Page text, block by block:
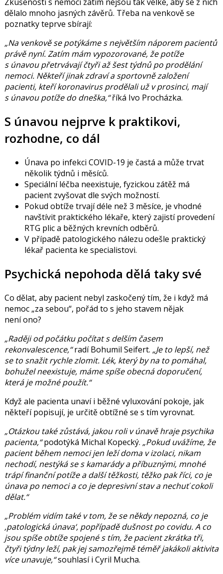
dělalo mnoho jasných závěrů. Třeba na venkově se
poznatky teprve sbírají:
„Na venkově se potýkáme s největším náporem pacientů
právě nyní. Zatím mám vypozorované, že potíže
s únavou přetrvávají čtyři až šest týdnů po prodělání
nemoci. Někteří jinak zdraví a sportovně založení
pacienti, kteří koronavirus prodělali už v prosinci, mají
s únavou potíže do dneška,“říká Ivo Procházka.
S únavou nejprve k praktikovi,
rozhodne, co dál
Únava po infekci COVID-19 je častá a může trvat
několik týdnů i měsíců.
Speciální léčba neexistuje, fyzickou zátěž má
pacient zvyšovat dle svých možností.
Pokud obtíže trvají déle než 3 měsíce, je vhodné
navštívit praktického lékaře, který zajistí provedení
RTG plic a běžných krevních odběrů.
V případě patologického nálezu odešle praktický
lékař pacienta ke specialistovi.
Psychická nepohoda dělá taky své
Co dělat, aby pacient nebyl zaskočený tím, že i když má
nemoc „za sebou“, pořád to s jeho stavem nějak
není ono?
„Raději od počátku počítat s delším časem
rekonvalescence,“radí Bohumil Seifert. „Je to lepší, než
se to snažit rychle zlomit. Lék, který by na to pomáhal,
bohužel neexistuje, máme spíše obecná doporučení,
která je možné použít.“
Když ale pacienta unaví i běžné vyluxování pokoje, jak
někteří popisují, je určitě obtížné se s tím vyrovnat.
„Otázkou také zůstává, jakou roli v únavě hraje psychika
pacienta,“podotýká Michal Kopecký. „Pokud uvážíme, že
pacient během nemoci jen leží doma v izolaci, nikam
nechodí, nestýká se s kamarády a příbuznými, mnohé
trápí finanční potíže a další těžkosti, těžko pak říci, co je
únava po nemoci a co je depresivní stav a nechuť cokoli
dělat.“
„Problém vidím také v tom, že se někdy nepozná, co je
‚patologická únava‘, popřípadě dušnost po covidu. A co
jsou spíše obtíže spojené s tím, že pacient zkrátka tři,
čtyři týdny leží, pak jej samozřejmě téměř jakákoli aktivita
více unavuje,“souhlasí i Cyril Mucha.